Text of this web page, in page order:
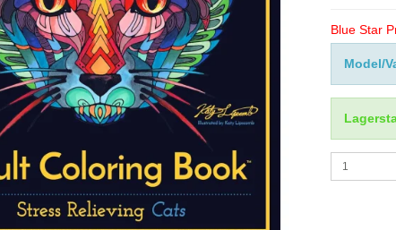
Blue Star
Model/